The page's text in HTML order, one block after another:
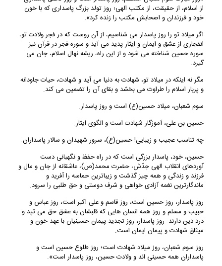
از اسلام، از حقیقت، از مکتب الهی؛ روز تولد بزرگ پاسداری که با خون
خود و فرزندان و اصحابش مکتب را زنده کرد».
اگر میلاد تو را روز پاسدار می شناسیم، از آن روست که در فجر ولادت تو،
انفجاری از عشق و ایمان و ایثار پدید می آید و سوره فجر در قرآن نیز
سوره حسین شناخته می شود و از این راه، ریشه نهال اسلام، جان می
گیرد.
مگر نه اینکه در میلاد تو، شهادت به دنیا می آید و شهادت، حیات جاودانه
و پربار اسلام را طراوت می بخشد و بقای آن را تضمین می کند.
سوم شعبان، میلاد حسین(ع) است و روز پاسدار.
حسین بن علی، آموزگار شهادت است و الگوی ایثار.
چه تناسب عجیب و زیبایی! حسین(ع)، سرور شهیدان و سالار پاسداران.
حسین، خود، پاسدار بزرگی است که در راه حفظ و نگهبانی دست
آوردهای انقلاب الهی جدّش، حضرت محمد(ص)، عاشقانه از جان و مال و
فرزند و زندگی و همه چیز گذشت و زیباترین حماسه را آفرید و
ماندگارترین نغمه آزادی خواهی و شرف دوستی و حق طلبی را سرود.
روز پاسدار، روز حسین است، روز قاسم و علی اکبر است، روز عباس و
حبیب و مسلم و روز همه انسان هایی که قلبشان به عشق حق می تپد و
درد دین دارند. روز پاسدار، روز تجدید پیمان حسینیان با عهد خون و
میثاق شهادت و پیمان ایمان است.
روز سوم شعبان، روز میلاد شهادت است؛ روز طلوع حسین است و
پاسداران همه حسینی اند و ولادت حسین، روز پاسدار است».